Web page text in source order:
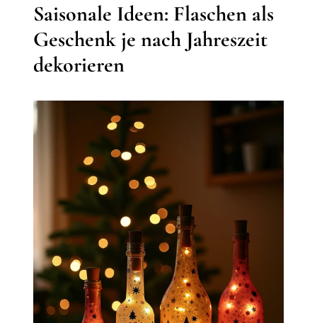
Saisonale Ideen: Flaschen als
Geschenk je nach Jahreszeit
dekorieren